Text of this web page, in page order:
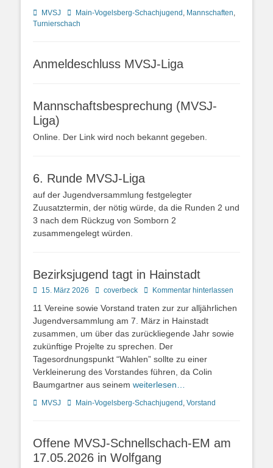
Kategorien
MVSJ Schlagworte
Main-Vogelsberg-Schachjugend , Mannschaften,
Turnierschach
Anmeldeschluss MVSJ-Liga
Mannschaftsbesprechung (MVSJ-
Liga)
Online. Der Link wird noch bekannt gegeben.
6. Runde MVSJ-Liga
auf der Jugendversammlung festgelegter
Zuusatztermin, der nötig würde, da die Runden 2 und
3 nach dem Rückzug von Somborn 2
zusammengelegt würden.
Bezirksjugend tagt in Hainstadt
Posted
15. März 2026 Autorcoverbeck Kommentar hinterlassen
11 Vereine sowie Vorstand traten zur zur alljährlichen
Jugendversammlung am 7. März in Hainstadt
zusammen, um über das zurückliegende Jahr sowie
zukünftige Projelte zu sprechen. Der
Tagesordnungspunkt “Wahlen” sollte zu einer
Verkleinerung des Vorstandes führen, da Colin
Baumgartner aus seinem weiterlesen…
Kategorien
MVSJ Schlagworte
Main-Vogelsberg-Schachjugend , Vorstand
Offene MVSJ-Schnellschach-EM am
17.05.2026 in Wolfgang